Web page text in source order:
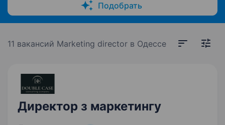
Подобрать
11 вакансий Marketing director в Одессе
Директор з маркетингу